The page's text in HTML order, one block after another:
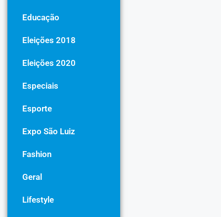
Educação
Eleições 2018
Eleições 2020
Especiais
Esporte
Expo São Luiz
Fashion
Geral
Lifestyle